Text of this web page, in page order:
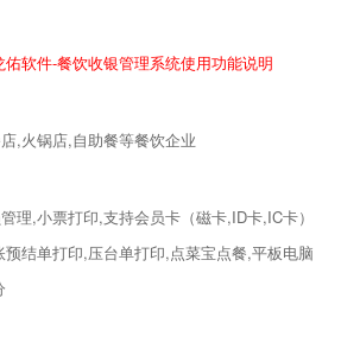
软件-餐饮收银管理系统使用功能说明
,火锅店,自助餐等餐饮企业
理,小票打印,支持会员卡（磁卡,ID卡,IC卡）
结单打印,压台单打印,点菜宝点餐,平板电脑